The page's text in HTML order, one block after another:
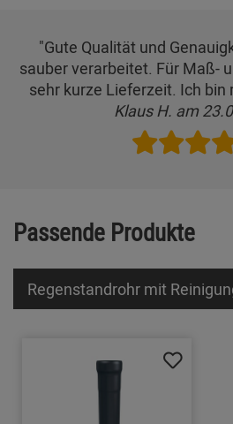
"Gute Qualität und
sauber verarbeitet. Für Maß-
sehr kurze Lieferzeit. Ich bin
Klaus H. am
Passende Produkte
Regenstandrohr mit